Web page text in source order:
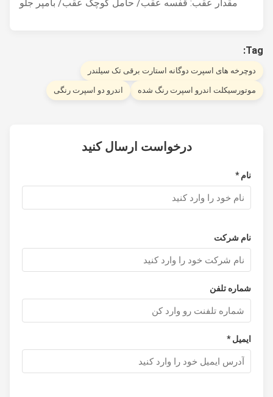
مقدار عقب: قفسه عقب/ حامل کوچک عقب/ بامپر جلو
های اسپرت دوگانه استارت برقی تک سیلندر
اندرو اسپرت رنگ شده اندرو دو اسپرت رنگی
درخواست ارسال کنید
نام شرکت
شماره تلفن
ایمیل *